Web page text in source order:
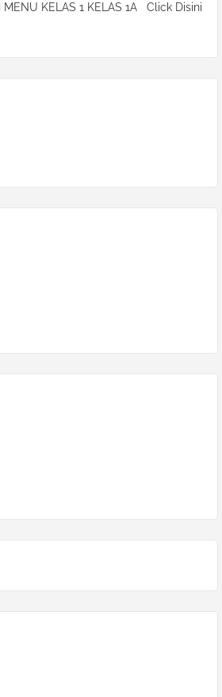
KELAS 1 KELAS 1A Click Disini